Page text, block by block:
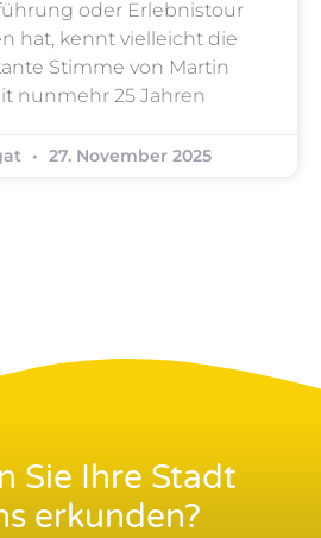
oder Erlebnistour
hat, kennt vielleicht die
Stimme von Martin
nunmehr 25 Jahren
27. November 2025
Sie Ihre Stadt
erkunden?